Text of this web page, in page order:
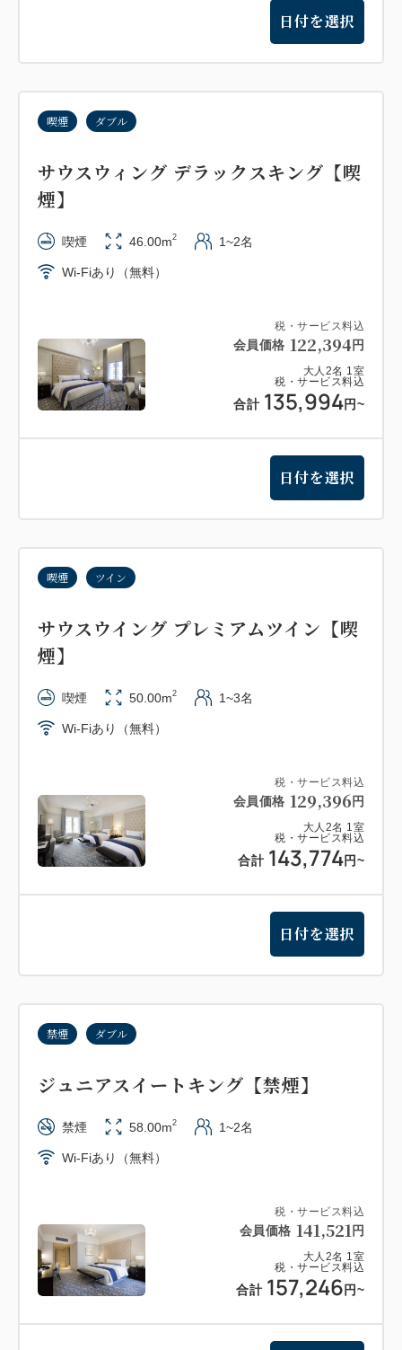
日付を選択
税・サービス料込
会員価格 122,394 円
大人 2名 1 室
税・サービス料込
合計 135,994円~
喫煙 ダブル
サウスウィング デラックスキング【喫
煙】
喫煙 46.00m2 1~2名
Wi-Fiあり（無料）
日付を選択
税・サービス料込
会員価格 129,396 円
大人 2名 1 室
税・サービス料込
合計 143,774円~
喫煙 ツイン
サウスウイング プレミアムツイン【喫
煙】
喫煙 50.00m2 1~3名
Wi-Fiあり（無料）
日付を選択
税・サービス料込
会員価格 141,521 円
大人 2名 1 室
税・サービス料込
合計 157,246 円~
禁煙 ダブル
ジュニアスイートキング【禁煙】
禁煙 58.00m2 1~2名
Wi-Fiあり（無料）